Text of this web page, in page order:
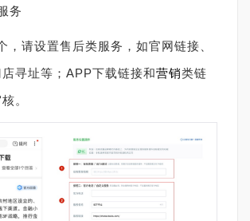
务
，请设置售后类服务，如官网链接、
寻址等；APP下载链接和营销类链
。